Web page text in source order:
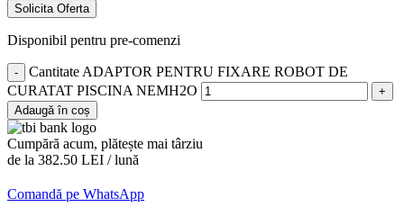
Solicita Oferta
Disponibil pentru pre-comenzi
Cantitate ADAPTOR PENTRU FIXARE ROBOT DE
CURATAT PISCINA NEMH2O
Adaugă în coș
Cumpără acum, plătește mai târziu
de la 382.50 LEI / lună
Comandă pe WhatsApp